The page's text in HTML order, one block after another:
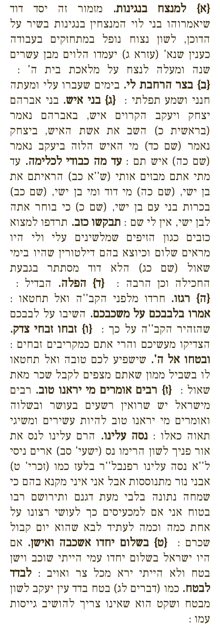
{א} למנצח בנגינות. מזמור זה יסד דוד
שיאמרוהו בני לוי המנצחין בנגינות בשיר על
הדוכן, לשון נצוח נופל במתחזקים בעבודה
כענין שנא' (עזרא ג) יעמדו הלוים מבן עשרים
שנה ומעלה לנצח על מלאכת בית ה' :
{ב} בצר הרחבת לי. בימים שעברו עלי ומעתה
חנני ושמע תפלתי : {ג} בני איש. בני אברהם
יצחק ויעקב הקרוים איש, באברהם נאמר
(בראשית כ) השב את אשת האיש, ביצחק
נאמר (שם כד) מי האיש הלזה ביעקב נאמר
(שם כה) איש תם :עד מה כבודי לכלימה. עד
מתי אתם מבזים אותי (ש''א כב) הראיתם את
בן ישי, (שם כה) מי דוד ומי בן ישי, (שם כב)
בכרות בני עם בן ישי, (שם כ) כי בוחר אתה
לבן ישי, אין לי שם : תבקשו כזב. תרדפו למצוא
כזבים כגון הזיפים שמלשינים עלי ולי היו
מראים שלום וכיוצא בהם דילטורין שהיו בימי
שאול (שם כג) הלא דוד מסתתר בגבעת
החכילה וכן הרבה :{ד} הפלה. הבדיל :
{ה} רגזו. חרדו מלפני הקב''ה ואל תחטאו :
אמרו בלבבכם על משכבכם. השיבו על לבבכם
שהזהיר הקב''ה על כך :{ו} זבחו זבחי צדק.
הצדיקו מעשיכם והרי אתם כמקריבים זבחים :
ובטחו אל ה'. שישפיע לכם טובה ואל תחטאו
לו בשביל ממון שאתם מצפים לקבל שכר מאת
שאול :{ז} רבים אומרים מי יראנו טוב. רבים
מישראל יש שרואין רשעים בעושר ובשלוה
ואומרים מי יראנו טוב להיות עשירים ומשיגי
תאוה כאלו :נסה עלינו. הרם עלינו לנס את
אור פניך לשון הרימו נס (ישעי' סב) ארים ניסי
ל''א נסה עלינו רפנבל''ר בלעז כמו (זכרי' ט)
אבני נזר מתנוססות אבל אני איני מקנא בהם כי
שמחה נתונה בלבי מעת דגנם ותירושם רבו
בטוח אני אם למכעיסים כך לעושי רצונו על
אחת כמה וכמה לעתיד לבא שהוא יום קבול
שכרם :{ט} בשלום יחדו אשכבה ואישן. אם
היו ישראל בשלום יחדו עמי הייתי שוכב וישן
בטח ולא הייתי ירא מכל צר ואויב : לבדד
לבטח. כמו (דברים לג) בטח בדד עין יעקב לשון
מבטח ושקט הוא שאינו צריך להושיב גייסות
עמו :